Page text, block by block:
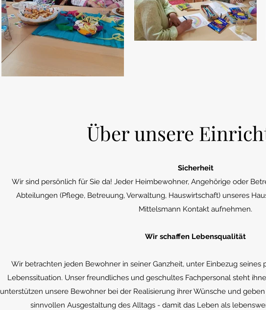
Über unsere
Sicherheit
Wir sind persönlich für Sie da! Jeder Heimbewohner, Angehörige oder
Abteilungen (Pflege, Betreuung, Verwaltung, Hauswirtschaft) unseres
Mittelsmann Kontakt aufnehmen.
Wir schaffen Lebensqualität
Wir betrachten jeden Bewohner in seiner Ganzheit, unter Einbezug
Lebenssituation. Unser freundliches und geschultes Fachpersonal steht
unterstützen unsere Bewohner bei der Realisierung ihrer Wünsche und
sinnvollen Ausgestaltung des Alltags - damit das Leben als